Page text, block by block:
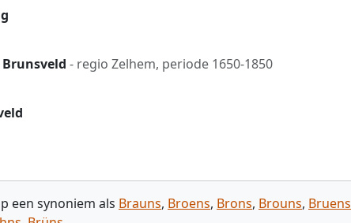
Brunsveld - regio Zelhem, periode 1650-1850
een synoniem als Brauns, Broens, Brons, Brouns, Bruens